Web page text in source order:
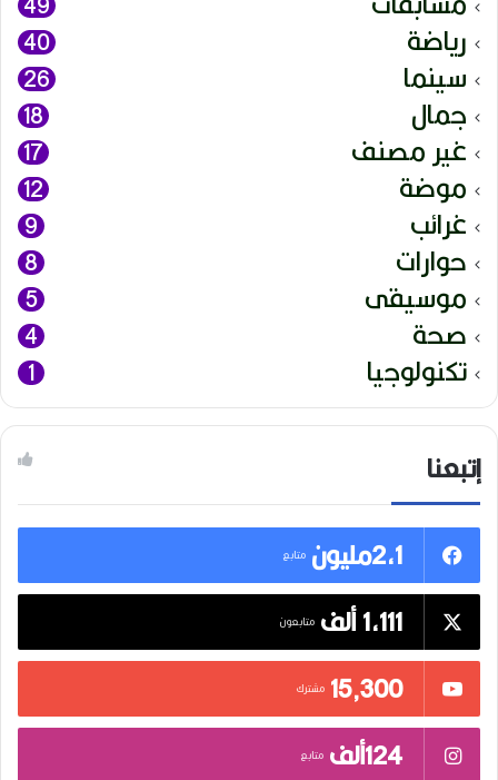
رياضة 40
سينما 26
جمال 18
غير مصنف 17
موضة 12
غرائب 9
حوارات 8
موسيقى 5
صحة 4
تكنولوجيا 1
إتبعنا
2,1مليون
متابع
1,111 ألف متابعون
15٬300 مشترك
124ألف متابع